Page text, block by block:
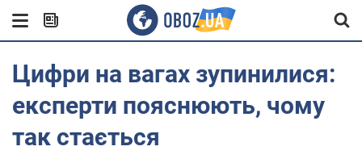
Цифри на вагах зупинилися:
експерти пояснюють, чому
так стається